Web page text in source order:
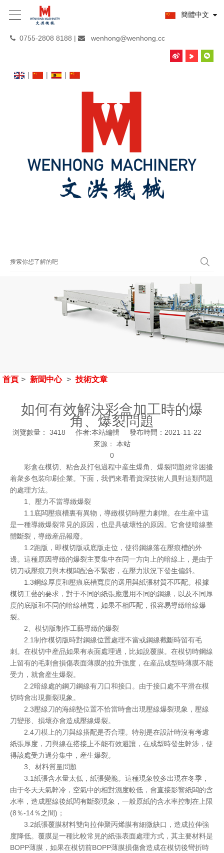
 0755-2808 8188 |  wenhong@wenhong.cc
| | |
簡體中文
首頁 > 新聞中心 > 技術文章
如何有效解決彩盒加工時的爆
角、爆裂問題
浏覽數量： 3418 作者:本站編輯 發布時間：2021-11-22
來源： 本站
0
彩盒在模切、粘合及打包過程中産生爆角、爆裂問題經常困擾
着衆多包裝印刷企業。下面，我們來看看資深技術人員對這類問題
的處理方法。
1、壓力不當導緻爆裂
1.1底闆壓痕槽裏有異物，導緻模切時壓力劇增。在生産中這
是一種導緻爆裂常見的原因，也是具破壞性的原因。它會使暗線整
體斷裂，導緻産品報廢。
1.2跑版，即模切版或底版走位，使得鋼線落在壓痕槽的外
邊。這種原因導緻的爆裂主要集中在同一方向上的暗線上，是由于
切刀或壓痕刀與木模闆配合不緊密，在壓力狀況下發生偏斜。
1.3鋼線厚度和壓痕底槽寬度的選用與紙張材質不匹配。根據
模切工藝的要求，對于不同的紙張應選用不同的鋼線，以及不同厚
度的底版和不同的暗線槽寬，如果不相匹配，很容易導緻暗線爆
裂。
2、模切版制作工藝導緻的爆裂
2.1制作模切版時對鋼線位置處理不當或鋼線截斷時留有毛
刺。在模切中産品如果有表面處理過，比如說覆膜。在模切時鋼線
上留有的毛刺會損傷表面薄膜的拉升強度，在産品成型時薄膜不能
受力，就會産生爆裂。
2.2暗線處的鋼刀鋼線有刀口和接口。由于接口處不平滑在模
切時會出現撕裂現象。
2.3壓線刀的海綿墊位置不恰當時會出現壓線爆裂現象，壓線
刀變形、損壞亦會造成壓線爆裂。
2.4刀模上的刀與線搭配是否合理。特别是在設計時沒有考慮
紙張厚度，刀與線在搭接上不能有效避讓，在成型時發生幹涉，使
得該處受力過分集中，産生爆裂。
3、材料質量問題
3.1紙張含水量太低，紙張變脆。這種現象較多出現在冬季，
由于冬天天氣幹冷，空氣中的相對濕度較低，會直接影響紙闆的含
水率，造成壓線後紙闆有斷裂現象，一般原紙的含水率控制在上限
(8％-14％之間)；
3.2紙張覆膜材料雙向拉伸聚丙烯膜有細微缺口，造成拉伸強
度降低。覆膜是一種比較常見的紙張表面處理方式，其主要材料是
BOPP薄膜，如果在模切前BOPP薄膜損傷會造成在模切後彎折時